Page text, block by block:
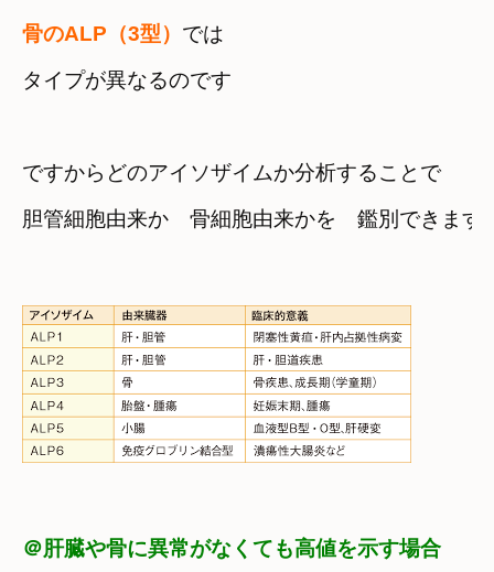
骨のALP（3型） では
タイプが異なるのです
ですからどのアイソザイムか分析することで
胆管細胞由来か　骨細胞由来かを　鑑別できます
＠肝臓や骨に異常がなくても高値を示す場合